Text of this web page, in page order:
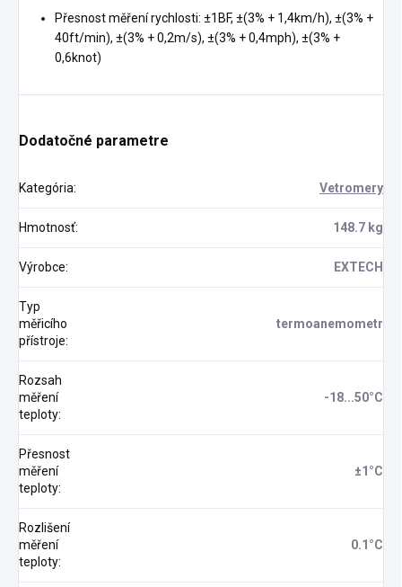
Přesnost měření rychlosti: ±1BF, ±(3% + 1,4km/h), ±(3% +
40ft/min), ±(3% + 0,2m/s), ±(3% + 0,4mph), ±(3% +
0,6knot)
Dodatočné parametre
Kategória: Vetromery
Hmotnosť: 148.7 kg
Výrobce: EXTECH
Typ
měřicího
přístroje:
termoanemometr
Rozsah
měření
teploty:
-18...50°C
Přesnost
měření
teploty:
±1°C
Rozlišení
měření
teploty:
0.1°C